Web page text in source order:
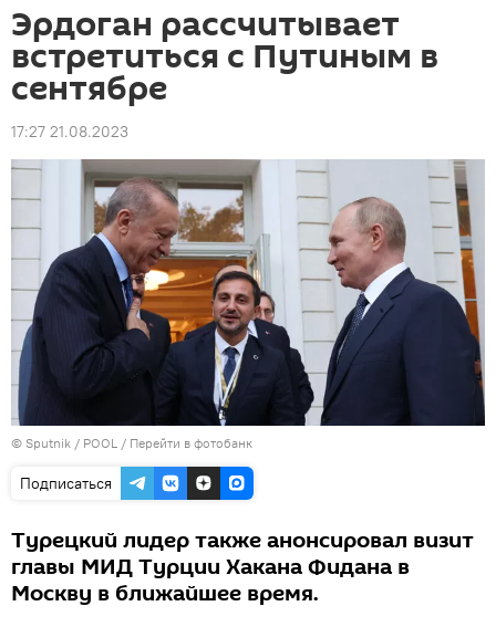
Эрдоган рассчитывает
встретиться с Путиным в
сентябре
17:27 21.08.2023
© Sputnik / POOL / Перейти в фотобанк
Подписаться
Турецкий лидер также анонсировал визит
главы МИД Турции Хакана Фидана в
Москву в ближайшее время.